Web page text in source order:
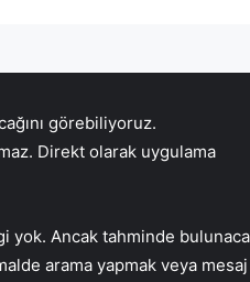
görebiliyoruz.
Direkt olarak uygulama
yok. Ancak tahminde
arama yapmak veya mesaj